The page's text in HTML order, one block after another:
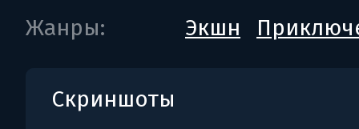
Жанры:
Экшн
Скриншоты